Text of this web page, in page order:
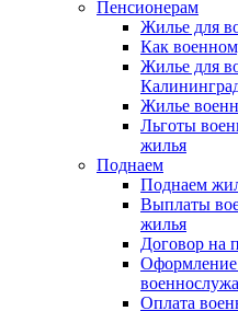
Пенсионерам
Жилье для
Как
Жилье для
Жилье
Льготы
жилья
Поднаем
Поднаем
Выплаты
жилья
Договор на
Оформление
Оплата